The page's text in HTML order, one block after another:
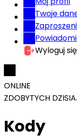
Twoje
Wyloguj się
ONLINE
ZDOBYTYCH
Kody